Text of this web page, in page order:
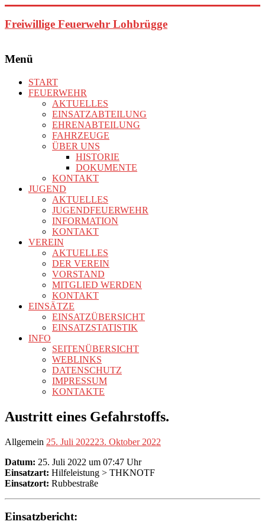
Inhalt
springen
Freiwillige Feuerwehr Lohbrügge
Menü
START
FEUERWEHR
AKTUELLES
EINSATZABTEILUNG
EHRENABTEILUNG
FAHRZEUGE
ÜBER UNS
HISTORIE
DOKUMENTE
KONTAKT
JUGEND
AKTUELLES
JUGENDFEUERWEHR
INFORMATION
KONTAKT
VEREIN
AKTUELLES
DER VEREIN
VORSTAND
MITGLIED WERDEN
KONTAKT
EINSÄTZE
EINSATZÜBERSICHT
EINSATZSTATISTIK
INFO
SEITENÜBERSICHT
WEBLINKS
DATENSCHUTZ
IMPRESSUM
KONTAKTE
Austritt eines Gefahrstoffs.
Allgemein 25. Juli 202223. Oktober 2022
Datum: 25. Juli 2022 um 07:47 Uhr
Einsatzart: Hilfeleistung > THKNOTF
Einsatzort: Rubbestraße
Einsatzbericht: